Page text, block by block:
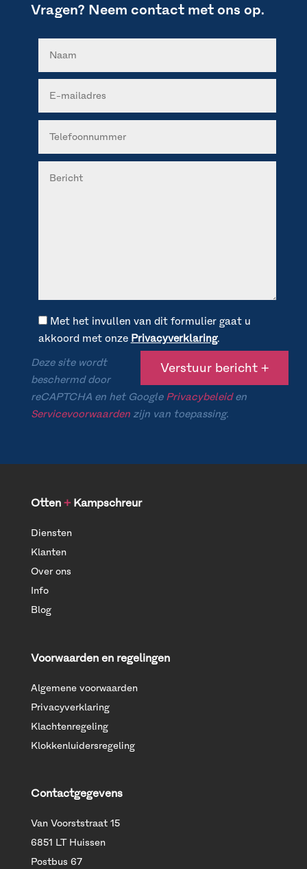
Vragen? Neem contact met ons op.
Met het invullen van dit formulier gaat u
akkoord met onze Privacyverklaring.
Deze site wordt
beschermd door
reCAPTCHA en het Google Privacybeleiden
Servicevoorwaardenzijn van toepassing.
Otten +Kampschreur
Diensten
Klanten
Over ons
Info
Blog
Voorwaarden en regelingen
Algemene voorwaarden
Privacyverklaring
Klachtenregeling
Klokkenluidersregeling
Contactgegevens
Van Voorststraat 15
6851 LT Huissen
Postbus 67